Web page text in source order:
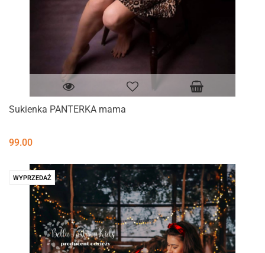
Sukienka PANTERKA mama
99.00
WYPRZEDAŻ